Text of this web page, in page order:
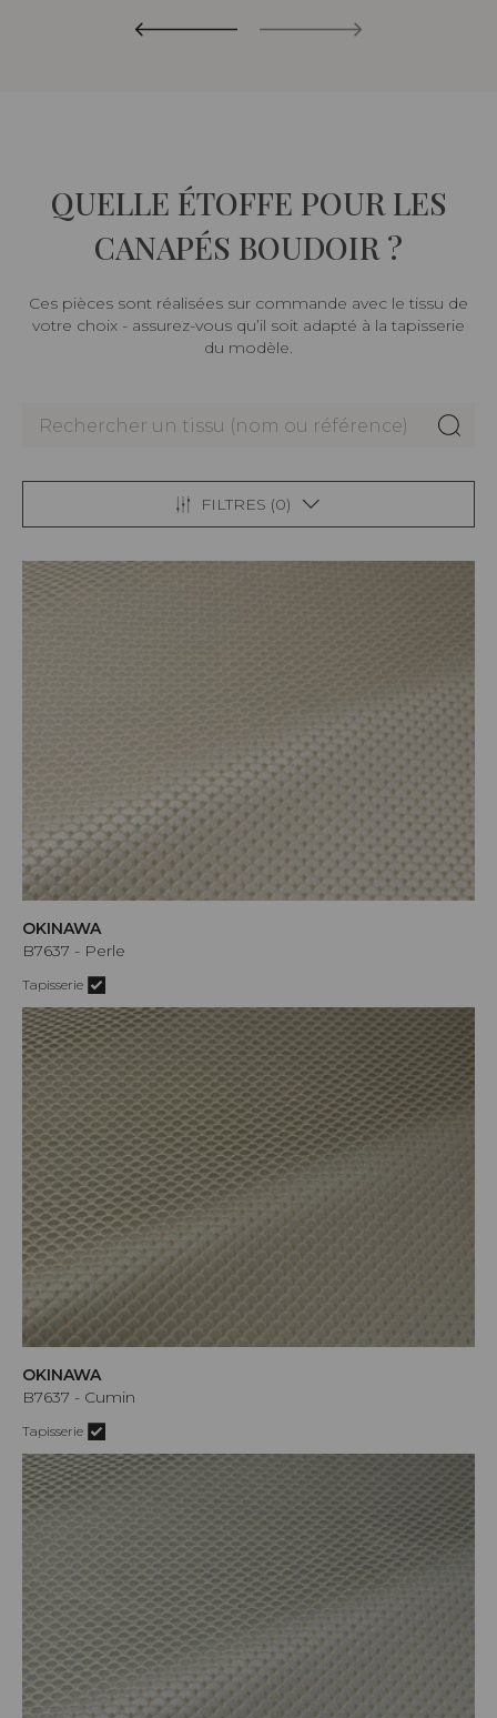
QUELLE ÉTOFFE POUR LES
CANAPÉS BOUDOIR ?
Ces pièces sont réalisées sur commande avec le tissu de
votre choix - assurez-vous qu’il soit adapté à la tapisserie
du modèle.
FILTRES (0)
OKINAWA
B7637 - Perle
Tapisserie
OKINAWA
B7637 - Cumin
Tapisserie